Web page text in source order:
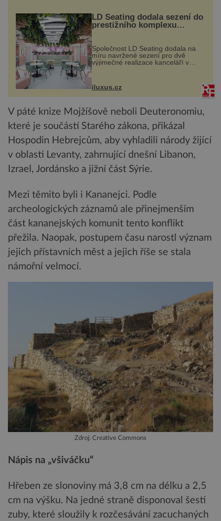
LD Seating dodala sezení do
prestižního komplexu
MediaCityUK v Salfordu
Společnost LD Seating dodala na
míru navržené sezení pro dvě
výjimečné realizace kanceláří v
areálu MediaCityUK v anglickém
Tower a Orange Tower. Komplex
budov Media...
iluxus.cz
V páté knize Mojžíšově neboli Deuteronomiu,
které je součástí Starého zákona, přikázal
Hospodin Hebrejcům, aby vyhladili národy žijící
v oblasti Levanty, zahrnující dnešní Libanon,
Izrael, Jordánsko a jižní část Sýrie.
Mezi těmito byli i Kananejci. Podle
archeologických záznamů ale přinejmenším
část kananejských komunit tento konflikt
přežila. Naopak, postupem času narostl význam
jejich přístavních měst a jejich říše se stala
námořní velmocí.
Zdroj: Creative Commons
Nápis na „všiváčku“
Hřeben ze slonoviny má 3,8 cm na délku a 2,5
cm na výšku. Na jedné straně disponoval šesti
zuby, které sloužily k rozčesávání zacuchaných